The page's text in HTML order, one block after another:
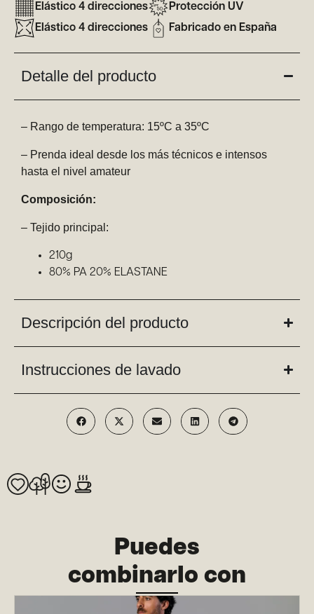
Elástico 4 direcciones
Protección UV
Elástico 4 direcciones
Fabricado en España
Detalle del producto
– Rango de temperatura: 15ºC a 35ºC
– Prenda ideal desde los más técnicos e intensos
hasta el nivel amateur
Composición:
– Tejido principal:
210g
80% PA 20% ELASTANE
Descripción del producto
Instrucciones de lavado
Puedes
combinarlo con